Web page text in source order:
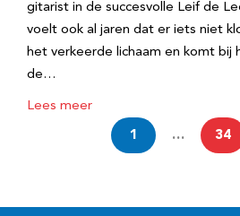
gitarist in de succesvolle Leif de
voelt ook al jaren dat er iets niet
het verkeerde lichaam en komt bij
de…
Lees meer
1 … 34